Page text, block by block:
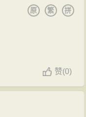
拼
繁
原
赞(0)